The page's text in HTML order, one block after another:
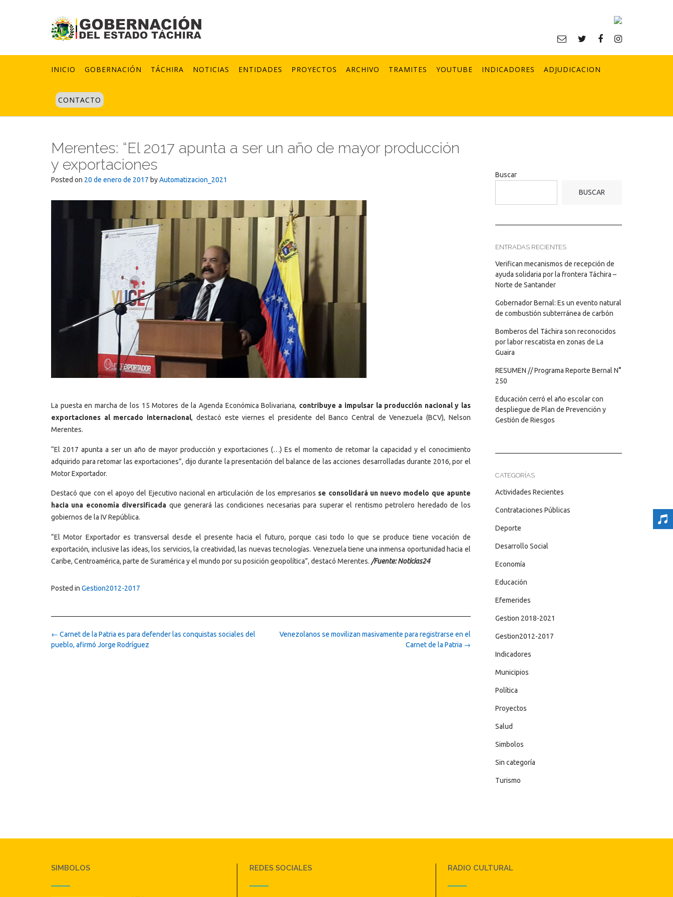
INICIO GOBERNACIÓN TÁCHIRA NOTICIAS ENTIDADES PROYECTOS ARCHIVO TRAMITES YOUTUBE INDICADORES ADJUDICACION
CONTACTO
Merentes: “El 2017 apunta a ser un año de mayor producción
y exportaciones
Posted on 20 de enero de 2017 byAutomatizacion_2021
La puesta en marcha de los 15 Motores de la Agenda Económica Bolivariana, contribuye a impulsar la producción nacional y las
exportaciones al mercado internacional, destacó este viernes el presidente del Banco Central de Venezuela (BCV), Nelson
Merentes.
“El 2017 apunta a ser un año de mayor producción y exportaciones (…) Es el momento de retomar la capacidad y el conocimiento
adquirido para retomar las exportaciones”, dijo durante la presentación del balance de las acciones desarrolladas durante 2016, por el
Motor Exportador.
Destacó que con el apoyo del Ejecutivo nacional en articulación de los empresarios se consolidará un nuevo modelo que apunte
hacia una economía diversificada que generará las condiciones necesarias para superar el rentismo petrolero heredado de los
gobiernos de la IV República.
“El Motor Exportador es transversal desde el presente hacia el futuro, porque casi todo lo que se produce tiene vocación de
exportación, inclusive las ideas, los servicios, la creatividad, las nuevas tecnologías. Venezuela tiene una inmensa oportunidad hacia el
Caribe, Centroamérica, parte de Suramérica y el mundo por su posición geopolítica”, destacó Merentes. /Fuente: Noticias24
Posted in Gestion2012-2017
Post
navigation
Venezolanos se movilizan masivamente para registrarse en el
Carnet de la Patria →
← Carnet de la Patria es para defender las conquistas sociales del
pueblo, afirmó Jorge Rodríguez
Buscar
BUSCAR
ENTRADAS RECIENTES
Verifican mecanismos de recepción de
ayuda solidaria por la frontera Táchira –
Norte de Santander
Gobernador Bernal: Es un evento natural
de combustión subterránea de carbón
Bomberos del Táchira son reconocidos
por labor rescatista en zonas de La
Guaira
RESUMEN // Programa Reporte Bernal N°
250
Educación cerró el año escolar con
despliegue de Plan de Prevención y
Gestión de Riesgos
CATEGORÍAS
Actividades Recientes
Contrataciones Públicas
Deporte
Desarrollo Social
Economía
Educación
Efemerides
Gestion 2018-2021
Gestion2012-2017
Indicadores
Municipios
Política
Proyectos
Salud
Simbolos
Sin categoría
Turismo
SIMBOLOS REDES SOCIALES RADIO CULTURAL